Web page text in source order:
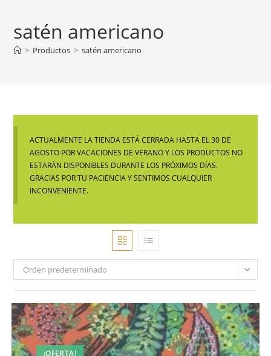
satén americano
> Productos > satén americano
ACTUALMENTE LA TIENDA ESTÁ CERRADA HASTA EL 30 DE
AGOSTO POR VACACIONES DE VERANO Y LOS PRODUCTOS NO
ESTARÁN DISPONIBLES DURANTE LOS PRÓXIMOS DÍAS.
GRACIAS POR TU PACIENCIA Y SENTIMOS CUALQUIER
INCONVENIENTE.
Orden predeterminado
¡OFERTA!